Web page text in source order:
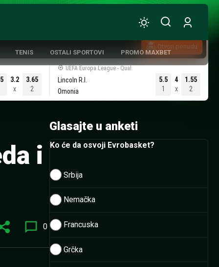
TENIS OSTALI SPORTOVI PROMO MAXBET
3.2
x
3.65
2
UEFA Europa League - Qual.
Lincoln R.I.
Omonia
5.5
1
4
x
1.55
2
Otvori ponudu
i
0
Glasajte u anketi
Ko će da osvoji Evrobasket?
Srbija
Nemačka
Francuska
Grčka